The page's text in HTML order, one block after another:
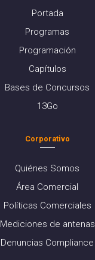
Portada
Programas
Programación
Capítulos
Bases de Concursos
13Go
Corporativo
Quiénes Somos
Área Comercial
Políticas Comerciales
Mediciones de antenas
Denuncias Compliance